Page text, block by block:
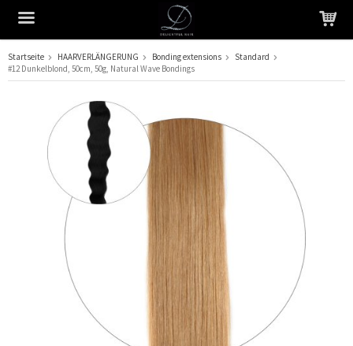
Das Produkt wurde in Ihren Warenkorb gelegt
Startseite HAARVERLÄNGERUNG Bonding extensions
Standard
#12 Dunkelblond, 50cm, 50g, Natural Wave Bondings